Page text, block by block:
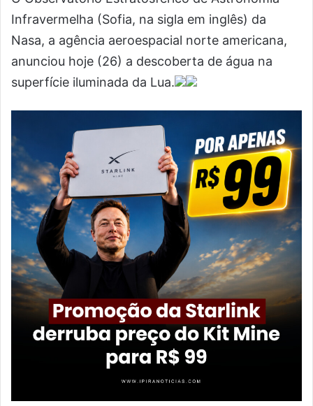
Infravermelha (Sofia, na sigla em inglês) da
Nasa, a agência aeroespacial norte americana,
anunciou hoje (26) a descoberta de água na
superfície iluminada da Lua.